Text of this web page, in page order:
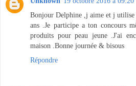
Bonjour Delphine ,j aime et j
ans .Je participe a ton concours
produits pour peau jeune .J'ai
maison .Bonne journée & bisous
Répondre